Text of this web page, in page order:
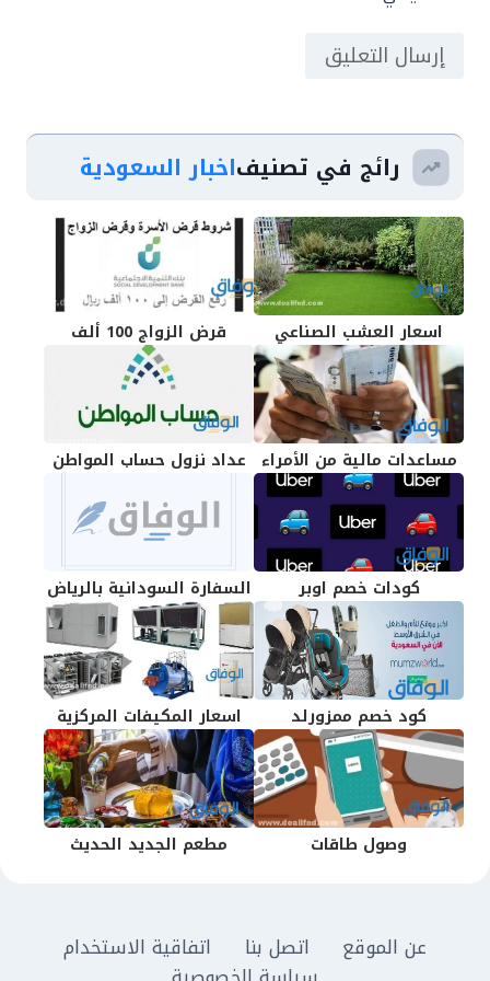
رائج في تصنيفاخبار السعودية
اسعار العشب الصناعي قرض الزواج 100 ألف
مساعدات مالية من الأمراء عداد نزول حساب المواطن
كودات خصم اوبر السفارة السودانية بالرياض
كود خصم ممزورلد اسعار المكيفات المركزية
وصول طاقات مطعم الجديد الحديث
عن الموقع اتصل بنا
اتفاقية الاستخدام